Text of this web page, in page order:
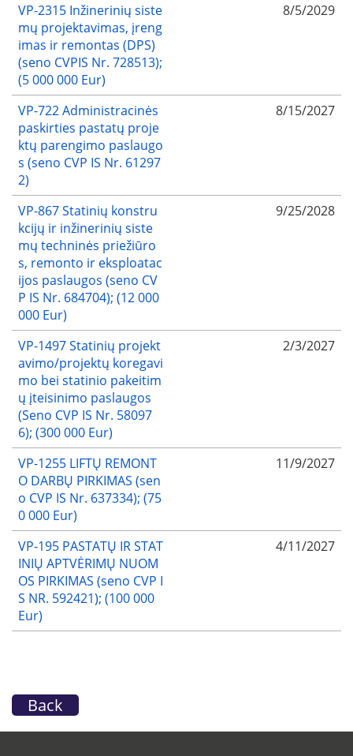
VP-2315 Inžinerinių siste
mų projektavimas, įreng
imas ir remontas (DPS)
(seno CVPIS Nr. 728513);
(5 000 000 Eur)
8/5/2029
VP-722 Administracinės
paskirties pastatų proje
ktų parengimo paslaugo
s (seno CVP IS Nr. 61297
2)
8/15/2027
VP-867 Statinių konstru
kcijų ir inžinerinių siste
mų techninės priežiūro
s, remonto ir eksploatac
ijos paslaugos (seno CV
P IS Nr. 684704); (12 000
000 Eur)
9/25/2028
VP-1497 Statinių projekt
avimo/projektų koregavi
mo bei statinio pakeitim
ų įteisinimo paslaugos
(Seno CVP IS Nr. 58097
6); (300 000 Eur)
2/3/2027
VP-1255 LIFTŲ REMONT
O DARBŲ PIRKIMAS (sen
o CVP IS Nr. 637334); (75
0 000 Eur)
11/9/2027
VP-195 PASTATŲ IR STAT
INIŲ APTVĖRIMŲ NUOM
OS PIRKIMAS (seno CVP I
S NR. 592421); (100 000
Eur)
4/11/2027
Back